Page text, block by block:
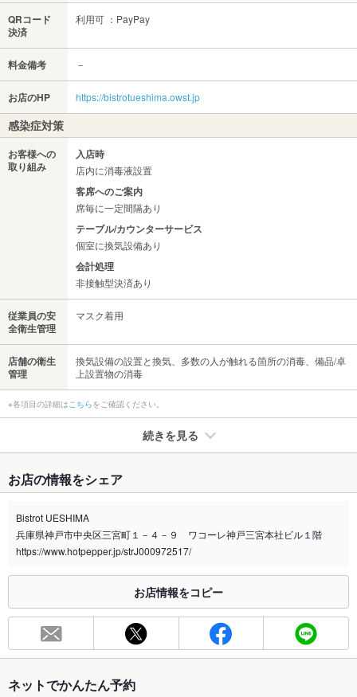
QRコード
決済
利用可 ：PayPay
料金備考 －
お店のHP https://bistrotueshima.owst.jp
感染症対策
お客様への
取り組み
入店時
店内に消毒液設置
客席へのご案内
席毎に一定間隔あり
テーブル/カウンターサービス
個室に換気設備あり
会計処理
非接触型決済あり
従業員の安
全衛生管理
マスク着用
店舗の衛生
管理
換気設備の設置と換気、多数の人が触れる箇所の消毒、備品/卓
上設置物の消毒
※各項目の詳細は こちらをご確認ください。
続きを見る
禁煙・喫煙 全席禁煙
喫煙専用室 なし
※2020年4月1日～受動喫煙対策に関する法律が施行されています。正しい情報はお店へお問い
総席数 42席(貸切は平日15名様～最大40名様までOK♪)
最大宴会収
44人(それ以上の場合はお気軽に相談してください。)
お店の情報をシェア
Bistrot UESHIMA
兵庫県神戸市中央区三宮町１－４－９ ワコーレ神戸三宮本社ビル１階
https://www.hotpepper.jp/strJ000972517/
お店情報をコピー
ネットでかんたん予約